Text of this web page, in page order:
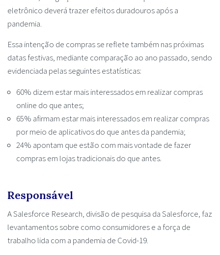
eletrônico deverá trazer efeitos duradouros após a
pandemia.
Essa intenção de compras se reflete também nas próximas
datas festivas, mediante comparação ao ano passado, sendo
evidenciada pelas seguintes estatísticas:
60% dizem estar mais interessados em realizar compras
online do que antes;
65% afirmam estar mais interessados em realizar compras
por meio de aplicativos do que antes da pandemia;
24% apontam que estão com mais vontade de fazer
compras em lojas tradicionais do que antes.
Responsável
A Salesforce Research, divisão de pesquisa da Salesforce, faz
levantamentos sobre como consumidores e a força de
trabalho lida com a pandemia de Covid-19.